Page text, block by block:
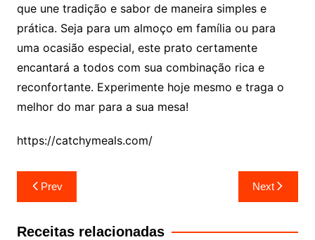
que une tradição e sabor de maneira simples e
prática. Seja para um almoço em família ou para
uma ocasião especial, este prato certamente
encantará a todos com sua combinação rica e
reconfortante. Experimente hoje mesmo e traga o
melhor do mar para a sua mesa!
https://catchymeals.com/
Navegação
de
artigos
Prev Next
Receitas relacionadas